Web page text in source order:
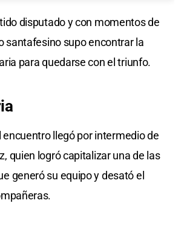
disputado y con momentos de
santafesino supo encontrar la
para quedarse con el triunfo.
encuentro llegó por intermedio de
quien logró capitalizar una de las
generó su equipo y desató el